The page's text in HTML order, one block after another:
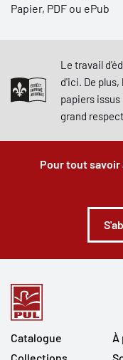
Papier, PDF ou ePub
Le travail
d'ici. De
papiers issus
grand
Pour tout
Catalogue
À